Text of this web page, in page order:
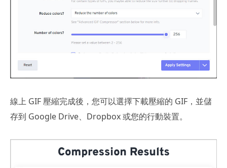
線上 GIF 壓縮完成後，您可以選擇下載壓縮的 GIF，並儲
存到 Google Drive、Dropbox 或您的行動裝置。